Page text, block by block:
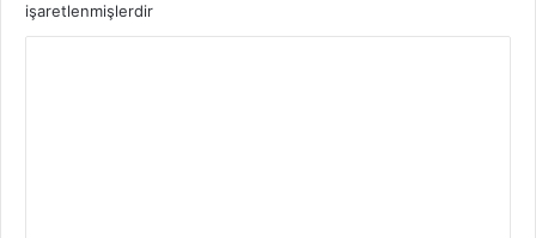
işaretlenmişlerdir